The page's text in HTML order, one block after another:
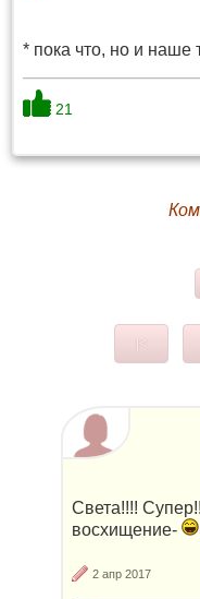
* пока что, но и наше
21
|<
Света!!!!
восхищение-
2 апр 2017